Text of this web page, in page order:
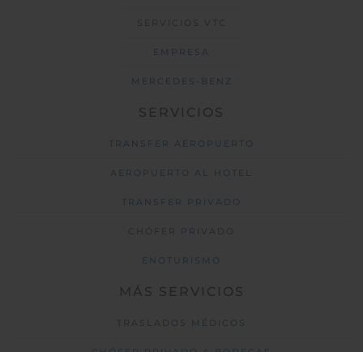
SERVICIOS VTC
EMPRESA
MERCEDES-BENZ
SERVICIOS
TRANSFER AEROPUERTO
AEROPUERTO AL HOTEL
TRANSFER PRIVADO
CHÓFER PRIVADO
ENOTURISMO
MÁS SERVICIOS
TRASLADOS MÉDICOS